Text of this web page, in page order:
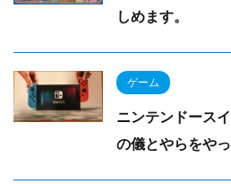
しめます。
ゲーム
ニンテンドース
の儀とやらをや